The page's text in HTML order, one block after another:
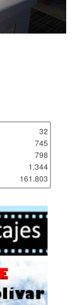
32
745
798
1.344
161.803